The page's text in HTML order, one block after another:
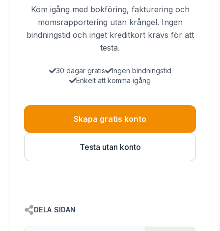
Kom igång med bokföring, fakturering och
momsrapportering utan krångel. Ingen
bindningstid och inget kreditkort krävs för att
testa.
30 dagar gratis
Ingen bindningstid
Enkelt att komma igång
Skapa gratis konto
Testa utan konto
DELA SIDAN